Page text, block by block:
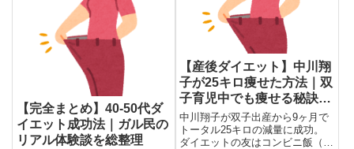
【完全まとめ】40-50代ダ
イエット成功法｜ガル民の
リアル体験談を総整理
【産後ダイエット】中川翔
子が25キロ痩せた方法｜双
子育児中でも痩せる秘訣に
ガル民が反応
中川翔子が双子出産から9ヶ月で
トータル25キロの減量に成功。
ダイエットの友はコンビニ飯（セ